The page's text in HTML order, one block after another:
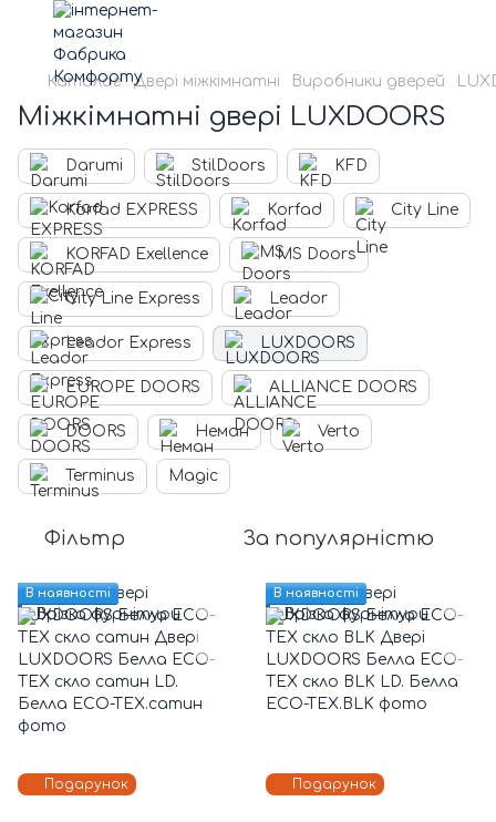
Каталог Двері міжкімнатні Виробники дверей
Міжкімнатні двері LUXDOORS
Darumi StilDoors KFD
Korfad EXPRESS Korfad City Line
KORFAD Exellence MS Doors
City Line Express Leador
Leador Express LUXDOORS
EUROPE DOORS ALLIANCE DOORS
DOORS Неман Verto
Terminus Magic
Фільтр За популярністю
Подарунок
В наявності
Подарунок
В наявності